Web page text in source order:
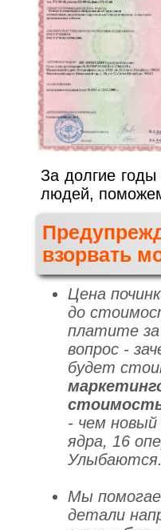
За долгие
людей,
взорвать
Цена
до
платите за
вопрос -
будет
- чем
ядра, 16
Мы
детали